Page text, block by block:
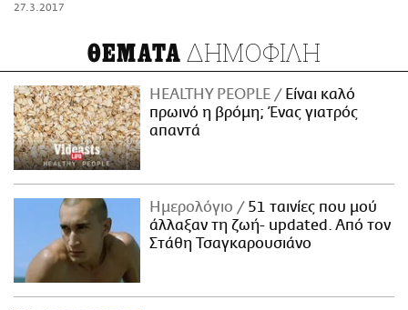
27.3.2017
ΘΕΜΑΤΑ ΔΗΜΟΦΙΛΗ
HEALTHY PEOPLE
Είναι καλό
πρωινό η βρόμη; Ένας γιατρός
απαντά
Ημερολόγιο
51 ταινίες που μού
άλλαξαν τη ζωή- updated. Aπό τον
Στάθη Τσαγκαρουσιάνο